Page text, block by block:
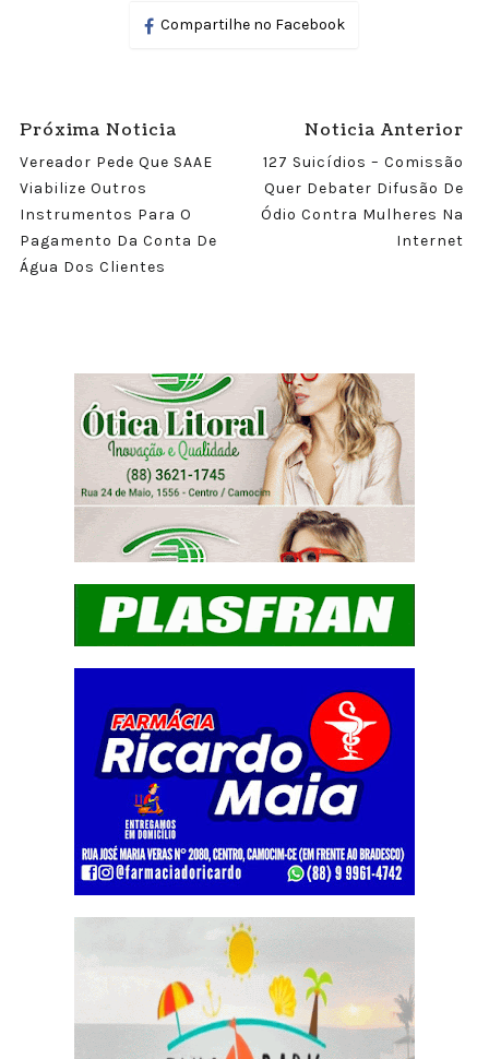
Compartilhe no Facebook
Próxima Noticia
Vereador Pede Que SAAE
Viabilize Outros
Instrumentos Para O
Pagamento Da Conta De
Água Dos Clientes
Noticia Anterior
127 Suicídios – Comissão
Quer Debater Difusão De
Ódio Contra Mulheres Na
Internet